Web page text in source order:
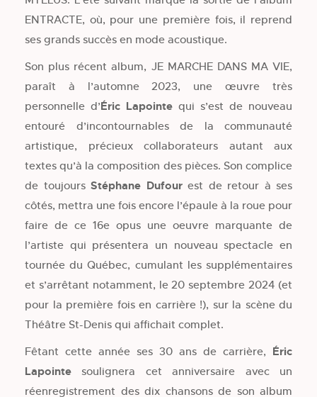
ENTRACTE, où, pour une première fois, il reprend
ses grands succès en mode acoustique.
Son plus récent album, JE MARCHE DANS MA VIE,
paraît à l’automne 2023, une œuvre très
personnelle d’Éric Lapointe qui s’est de nouveau
entouré d’incontournables de la communauté
artistique, précieux collaborateurs autant aux
textes qu’à la composition des pièces. Son complice
de toujours Stéphane Dufourest de retour à ses
côtés, mettra une fois encore l’épaule à la roue pour
faire de ce 16e opus une oeuvre marquante de
l’artiste qui présentera un nouveau spectacle en
tournée du Québec, cumulant les supplémentaires
et s’arrêtant notamment, le 20 septembre 2024 (et
pour la première fois en carrière !), sur la scène du
Théâtre St-Denis qui affichait complet.
Fêtant cette année ses 30 ans de carrière, Éric
Lapointe soulignera cet anniversaire avec un
réenregistrement des dix chansons de son album